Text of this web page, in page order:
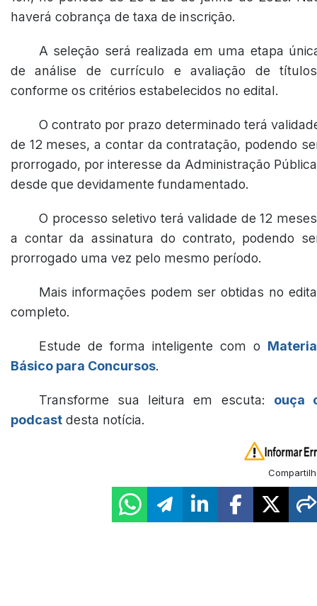
haverá cobrança de taxa de inscrição.
A seleção será realizada em uma etapa
de análise de currículo e avaliação de
conforme os critérios estabelecidos no edital.
O contrato por prazo determinado terá
de 12 meses, a contar da contratação, podendo
prorrogado, por interesse da Administração
desde que devidamente fundamentado.
O processo seletivo terá validade de 12
a contar da assinatura do contrato, podendo
prorrogado uma vez pelo mesmo período.
Mais informações podem ser obtidas no
completo.
Estude de forma inteligente com o
Básico para Concursos.
Transforme sua leitura em escuta: ouça
podcast desta notícia.